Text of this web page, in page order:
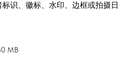
识、徽标、水印、边框或拍摄日
MB